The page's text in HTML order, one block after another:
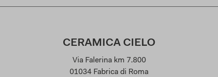
CERAMICA CIELO
Via Falerina km 7.800
01034 Fabrica di Roma